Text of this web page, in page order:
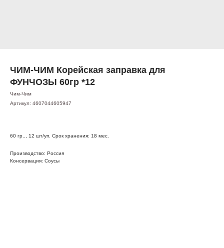
ЧИМ-ЧИМ Корейская заправка для
ФУНЧОЗЫ 60гр *12
Чим-Чим
Артикул: 4607044605947
60 гр.., 12 шт/уп. Срок хранения: 18 мес.
Производство: Россия
Консервация: Соусы